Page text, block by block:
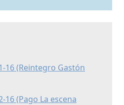
16 (Reintegro Gastón
16 (Pago La escena